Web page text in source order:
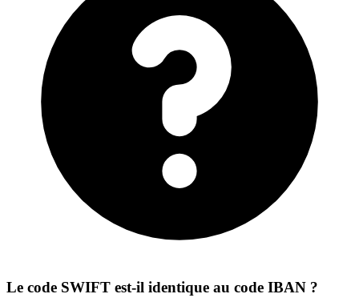
Le code SWIFT est-il identique au code IBAN ?